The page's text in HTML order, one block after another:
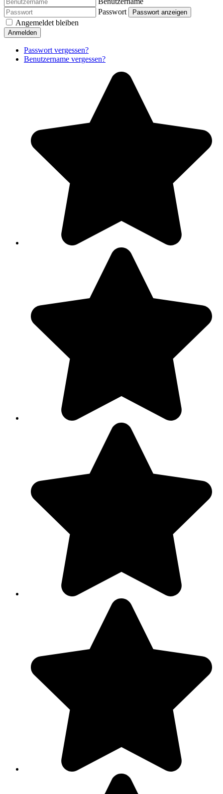
Passwort
Passwort anzeigen
Angemeldet bleiben
Anmelden
Passwort vergessen?
Benutzername vergessen?